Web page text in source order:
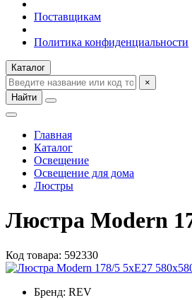
Поставщикам
Политика конфиденциальности
Каталог
×
Найти
Главная
Каталог
Освещение
Освещение для дома
Люстры
Люстра Modern
Код товара: 592330
Бренд: REV